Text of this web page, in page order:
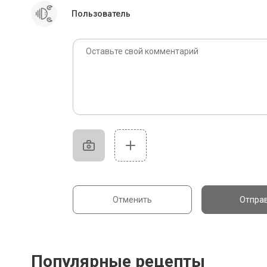
Пользователь
Отменить
Популярные рецепты